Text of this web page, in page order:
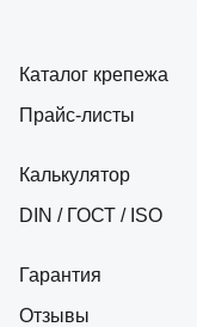
Каталог крепежа
Прайс-листы
Калькулятор
DIN / ГОСТ / ISO
Гарантия
Отзывы